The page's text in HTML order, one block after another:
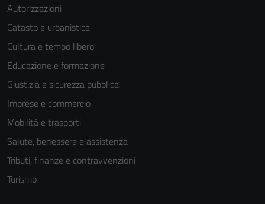
Autorizzazioni
Catasto e urbanistica
Cultura e tempo libero
Educazione e formazione
Giustizia e sicurezza pubblica
Imprese e commercio
Mobilità e trasporti
Salute, benessere e assistenza
Tributi, finanze e contravvenzioni
Turismo